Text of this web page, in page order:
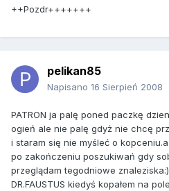
++Pozdr+++++++
pelikan85
Napisano 16 Sierpień 2008
PATRON ja palę poned paczkę
ogień ale nie palę gdyż nie chcę
i staram się nie myśleć o
po zakończeniu poszukiwań gdy
przeglądam tegodniowe
DR.FAUSTUS kiedyś kopałem na